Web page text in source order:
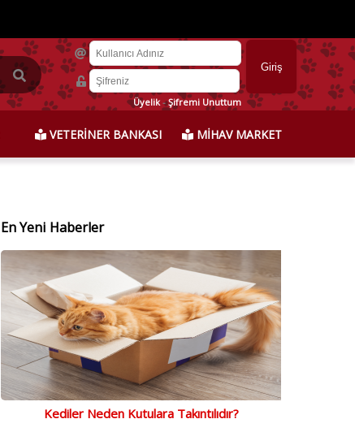
Üyelik-Şifremi Unuttum
VETERİNER BANKASI MİHAV MARKET
En Yeni Haberler
Kediler Neden Kutulara Takıntılıdır?